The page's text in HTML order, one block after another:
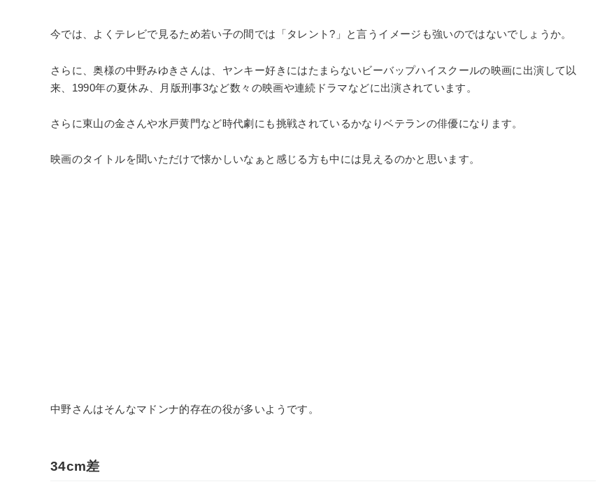
今では、よくテレビで見るため若い子の間では「タレント?」と言うイメージも強いのではないでしょうか。
さらに、奥様の中野みゆきさんは、ヤンキー好きにはたまらないビーバップハイスクールの映画に出演して以
来、1990年の夏休み、月版刑事3など数々の映画や連続ドラマなどに出演されています。
さらに東山の金さんや水戸黄門など時代劇にも挑戦されているかなりベテランの俳優になります。
映画のタイトルを聞いただけで懐かしいなぁと感じる方も中には見えるのかと思います。
中野さんはそんなマドンナ的存在の役が多いようです。
34cm差